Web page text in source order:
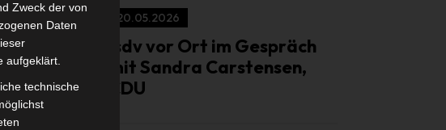
20.05.2026
isdv vor Ort im Gespräch
mit Sandra Carstensen,
CDU
Zweck der von
Daten
aufgeklärt.
technische